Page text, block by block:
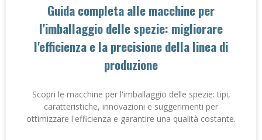
Guida completa alle macchine per
l'imballaggio delle spezie: migliorare
l'efficienza e la precisione della linea di
produzione
Scopri le macchine per l'imballaggio delle spezie: tipi,
caratteristiche, innovazioni e suggerimenti per
ottimizzare l'efficienza e garantire una qualità costante.